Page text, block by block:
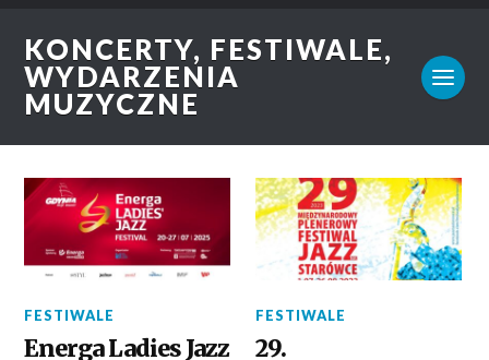
KONCERTY, FESTIWALE,
WYDARZENIA
MUZYCZNE
FESTIWALE
Energa Ladies Jazz
FESTIWALE
29.